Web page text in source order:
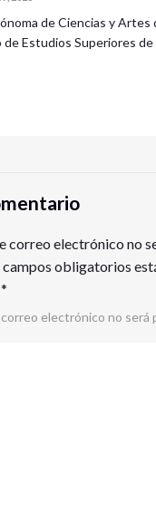
de Ciencias y Artes
Estudios Superiores de
correo electrónico no
campos obligatorios
*
electrónico no será